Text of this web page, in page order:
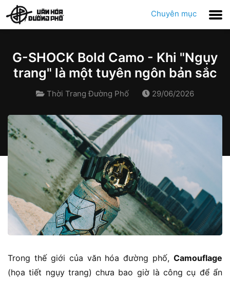
Chuyên mục
G-SHOCK Bold Camo - Khi "Ngụy
trang" là một tuyên ngôn bản sắc
Thời Trang Đường Phố 29/06/2026
Trong thế giới của văn hóa đường phố, Camouflage
(họa tiết ngụy trang) chưa bao giờ là công cụ để ẩn